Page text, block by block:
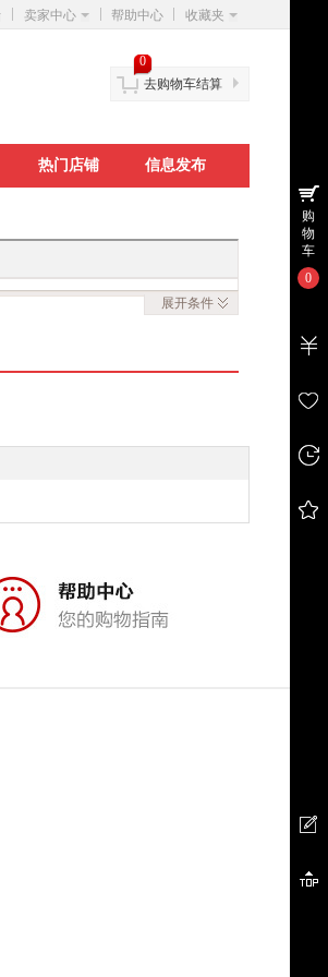
卖家中心 帮助中心 收藏夹
去购物车结算
0
热门店铺 信息发布
展开条件
购
物
车
0